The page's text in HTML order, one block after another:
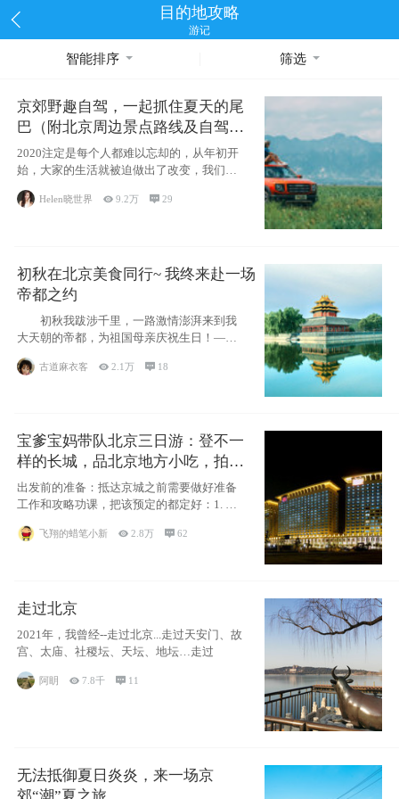
目的地攻略
游记
智能排序 筛选
京郊野趣自驾，一起抓住夏天的尾
巴（附北京周边景点路线及自驾攻
略）
2020注定是每个人都难以忘却的，从年初开
始，大家的生活就被迫做出了改变，我们也
不例外。本来双双辞职是为
Helen晓世界 9.2万 29
初秋在北京美食同行~ 我终来赴一场
帝都之约
初秋我跋涉千里，一路激情澎湃来到我
大天朝的帝都，为祖国母亲庆祝生日！——
古道麻衣客 2.1万  18
宝爹宝妈带队北京三日游：登不一
样的长城，品北京地方小吃，拍盘
古七星夜景！
出发前的准备：抵达京城之前需要做好准备
工作和攻略功课，把该预定的都定好：1. 酒
飞翔的蜡笔小新 2.8万 62
走过北京
2021年，我曾经--走过北京...走过天安门、故
宫、太庙、社稷坛、天坛、地坛…走过
阿眀 7.8千  11
无法抵御夏日炎炎，来一场京